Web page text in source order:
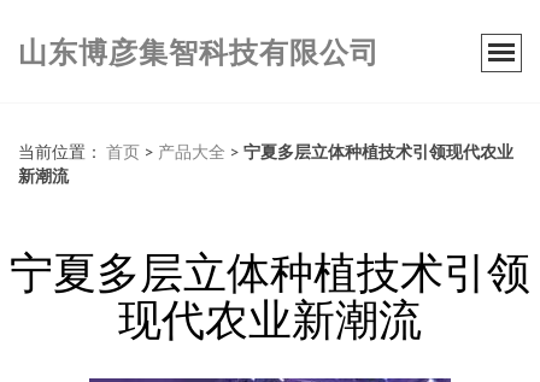
山东博彦集智科技有限公司
当前位置： 首页 > 产品大全 > 宁夏多层立体种植技术引领现代农业
新潮流
宁夏多层立体种植技术引领
现代农业新潮流